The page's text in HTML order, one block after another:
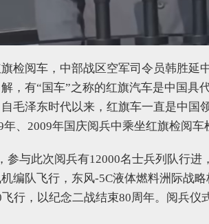
检阅车，中部战区空军司令员韩胜延
，有“国车”之称的红旗汽车是中国具
毛泽东时代以来，红旗车一直是中国
、2009年国庆阅兵中乘坐红旗检阅车
参与此次阅兵有12000名士兵列队行进
编队飞行，东风-5C液体燃料洲际战
行，以纪念二战结束80周年。阅兵仪